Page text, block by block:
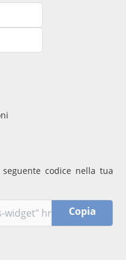
codice nella tua
Copia